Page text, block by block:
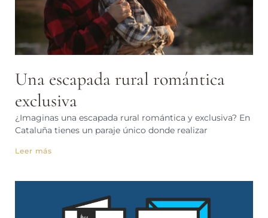
Una escapada rural romántica
exclusiva
¿Imaginas una escapada rural romántica y exclusiva? En
Cataluña tienes un paraje único donde realizar
Leer más